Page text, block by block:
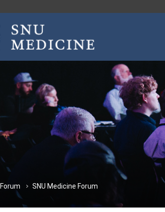
Forum SNU Medicine Forum